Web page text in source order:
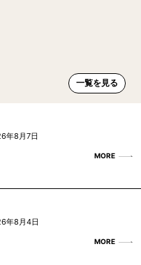
一覧を見る
年8月7日
MORE
年8月4日
MORE